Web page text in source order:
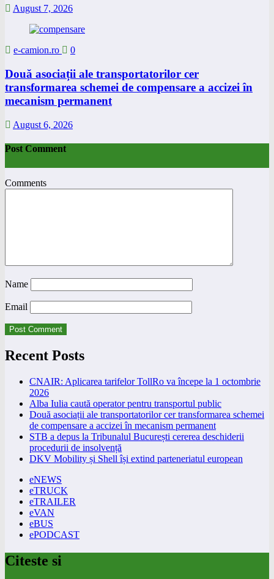
August 7, 2026
e-camion.ro 0
Două asociații ale transportatorilor cer
transformarea schemei de compensare a accizei în
mecanism permanent
August 6, 2026
Post Comment
Comments
Name
Email
Recent Posts
CNAIR: Aplicarea tarifelor TollRo va începe la 1 octombrie
2026
Alba Iulia caută operator pentru transportul public
Două asociații ale transportatorilor cer transformarea schemei
de compensare a accizei în mecanism permanent
STB a depus la Tribunalul București cererea deschiderii
procedurii de insolvență
DKV Mobility și Shell își extind parteneriatul european
eNEWS
eTRUCK
eTRAILER
eVAN
eBUS
ePODCAST
Citeste si